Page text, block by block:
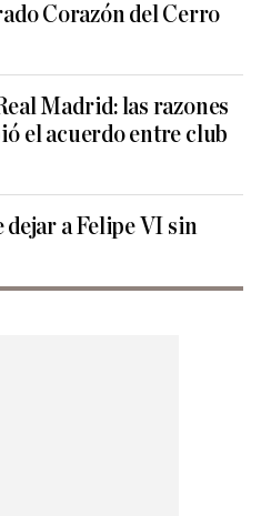
Corazón del Cerro
Madrid: las razones
el acuerdo entre club
a Felipe VI sin